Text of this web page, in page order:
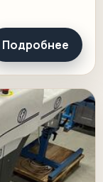
Подробнее